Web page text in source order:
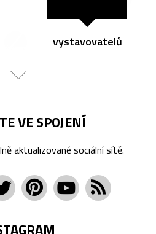
vystavovatelů
VE SPOJENÍ
aktualizované sociální sítě.